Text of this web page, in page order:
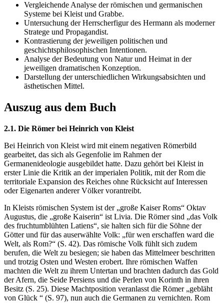
Vergleichende Analyse der römischen und germanischen
Systeme bei Kleist und Grabbe.
Untersuchung der Herrscherfigur des Hermann als moderner
Stratege und Propagandist.
Kontrastierung der jeweiligen politischen und
geschichtsphilosophischen Intentionen.
Analyse der Bedeutung von Natur und Heimat in der
jeweiligen dramatischen Konzeption.
Darstellung der unterschiedlichen Wirkungsabsichten und
ästhetischen Mittel.
Auszug aus dem Buch
2.1. Die Römer bei Heinrich von Kleist
Bei Heinrich von Kleist wird mit einem negativen Römerbild
gearbeitet, das sich als Gegenfolie im Rahmen der
Germanenideologie ausgebildet hatte. Dazu gehört bei Kleist in
erster Linie die Kritik an der imperialen Politik, mit der Rom die
territoriale Expansion des Reiches ohne Rücksicht auf Interessen
oder Eigenarten anderer Völker vorantreibt.
In Kleists römischen System ist der „große Kaiser Roms“ Oktav
Augustus, die „große Kaiserin“ ist Livia. Die Römer sind „das Volk
des fruchtumblühten Latiens“, sie halten sich für die Söhne der
Götter und für das auserwählte Volk: „für wen erschaffen ward die
Welt, als Rom?“ (S. 42). Das römische Volk fühlt sich zudem
berufen, die Welt zu besiegen; sie haben das Mittelmeer beschritten
und trotzig Osten und Westen erobert. Ihre römischen Waffen
machten die Welt zu ihrem Untertan und brachten dadurch das Gold
der Afern, die Seide Persiens und die Perlen von Korinth in ihren
Besitz (S. 25). Diese Machtposition veranlasst die Römer „gebläht
von Glück “ (S. 97), nun auch die Germanen zu vernichten. Rom